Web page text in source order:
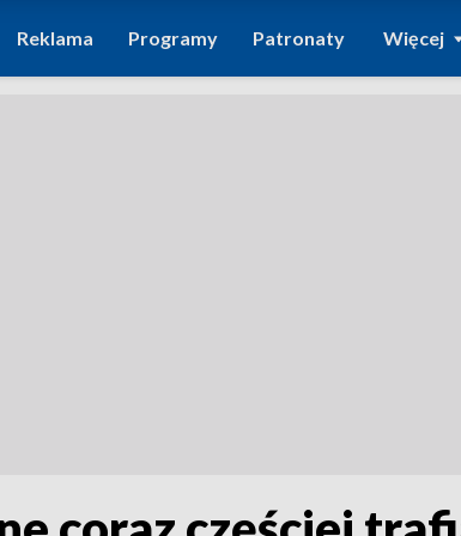
Reklama Programy Patronaty Więcej